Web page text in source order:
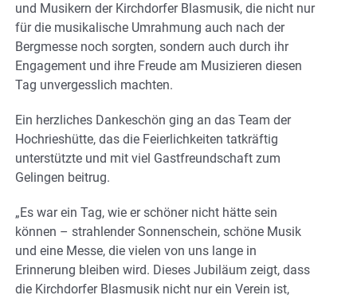
und Musikern der Kirchdorfer Blasmusik, die nicht nur
für die musikalische Umrahmung auch nach der
Bergmesse noch sorgten, sondern auch durch ihr
Engagement und ihre Freude am Musizieren diesen
Tag unvergesslich machten.
Ein herzliches Dankeschön ging an das Team der
Hochrieshütte, das die Feierlichkeiten tatkräftig
unterstützte und mit viel Gastfreundschaft zum
Gelingen beitrug.
„Es war ein Tag, wie er schöner nicht hätte sein
können – strahlender Sonnenschein, schöne Musik
und eine Messe, die vielen von uns lange in
Erinnerung bleiben wird. Dieses Jubiläum zeigt, dass
die Kirchdorfer Blasmusik nicht nur ein Verein ist,